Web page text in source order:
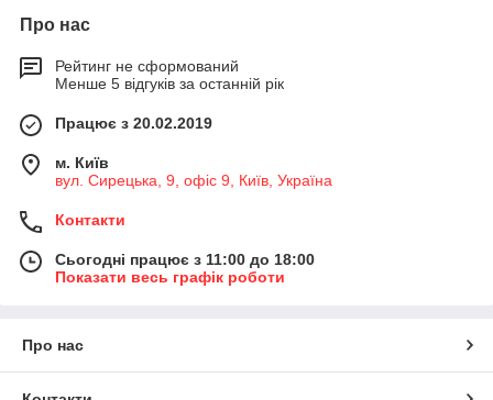
Про нас
Рейтинг не сформований
Менше 5 відгуків за останній рік
Працює з 20.02.2019
м. Київ
вул. Сирецька, 9, офіс 9, Київ, Україна
Контакти
Сьогодні працює з 11:00 до 18:00
Показати весь графік роботи
Про нас